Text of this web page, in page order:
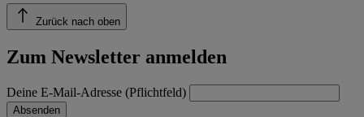
Zurück nach oben
Zum Newsletter anmelden
Deine E-Mail-Adresse (Pflichtfeld)
Absenden